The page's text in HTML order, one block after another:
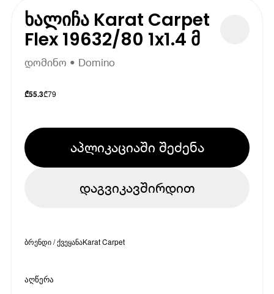
ხალიჩა Karat Carpet
Flex 19632/80 1x1.4 მ
დომინო • Domino
₾55.3₾79
აპლიკაციაში შეძენა
დაგვიკავშირდით
ბრენდი / ქვეყანაKarat Carpet
აღწერა